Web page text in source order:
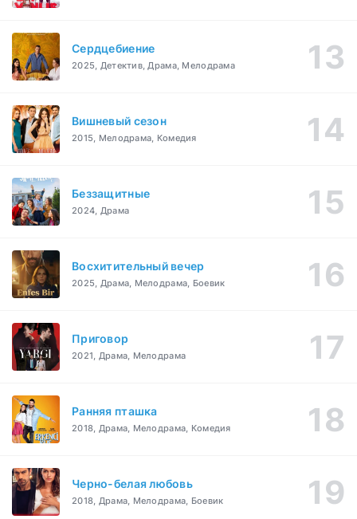
Сердцебиение
2025, Детектив, Драма, Мелодрама
Вишневый сезон
2015, Мелодрама, Комедия
Беззащитные
2024, Драма
Восхитительный вечер
2025, Драма, Мелодрама, Боевик
Приговор
2021, Драма, Мелодрама
Ранняя пташка
2018, Драма, Мелодрама, Комедия
Черно-белая любовь
2018, Драма, Мелодрама, Боевик